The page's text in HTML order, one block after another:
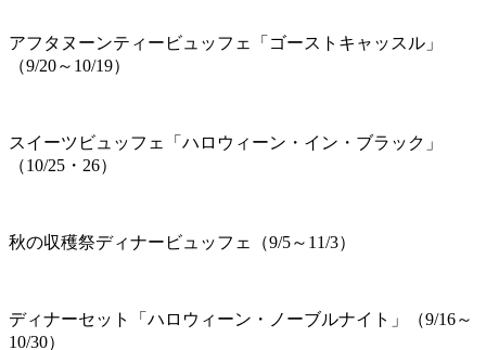
アフタヌーンティービュッフェ「ゴーストキャッスル」
（9/20～10/19）
スイーツビュッフェ「ハロウィーン・イン・ブラック」
（10/25・26）
秋の収穫祭ディナービュッフェ（9/5～11/3）
ディナーセット「ハロウィーン・ノーブルナイト」（9/16～
10/30）